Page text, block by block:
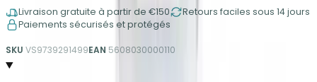
Livraison gratuite à partir de €150
Retours faciles sous 14 jours
Paiements sécurisés et protégés
SKU VS9739291499EAN 5608030000110